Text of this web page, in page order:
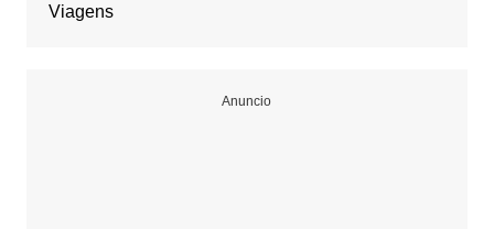
Viagens
Anuncio